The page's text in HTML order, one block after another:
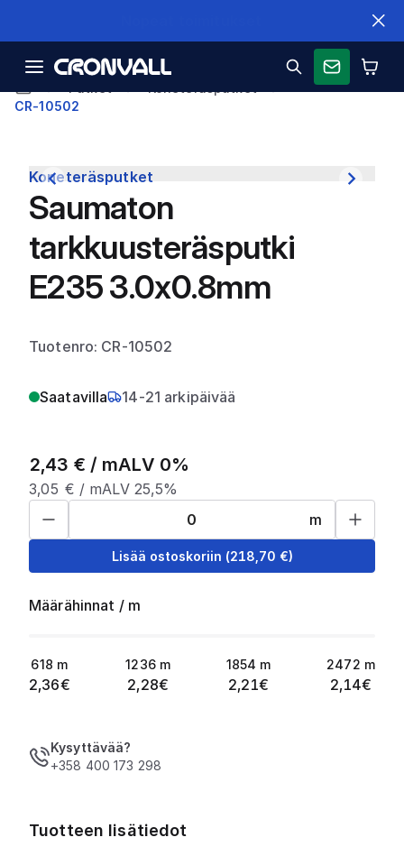
CR-10502
Koneteräsputket
Saumaton
tarkkuusteräsputki
E235 3.0x0.8mm
Tuotenro: CR-10502
Saatavilla 14-21 arkipäivää
2,43 € / mALV 0%
3,05 € / mALV 25,5%
m
Lisää ostoskoriin (218,70 €)
Määrähinnat / m
618 m
2,36€
1236 m
2,28€
1854 m
2,21€
2472 m
2,14€
Kysyttävää?
+358 400 173 298
Tuotteen lisätiedot